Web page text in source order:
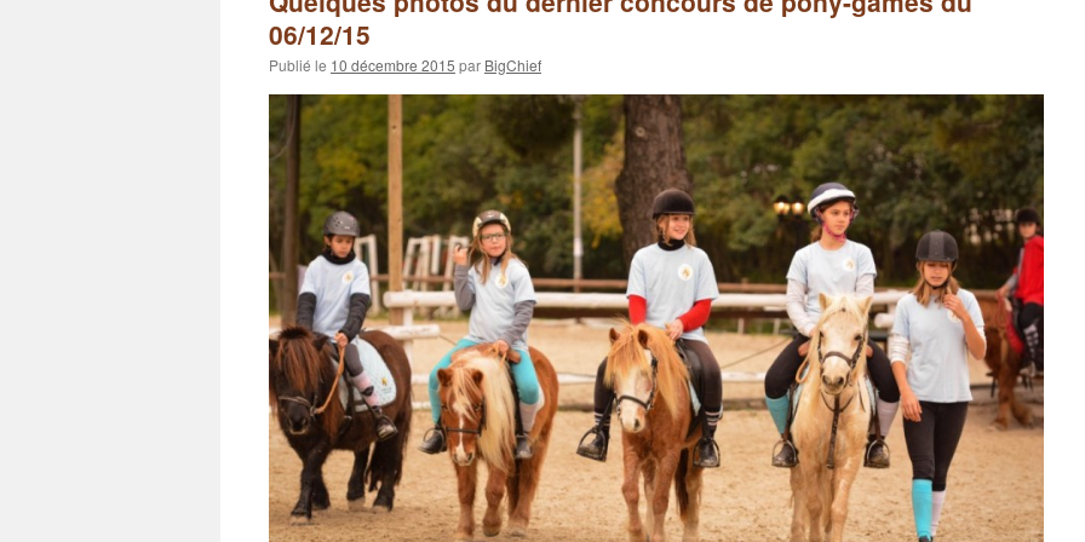
06/12/15
Publié le 10 décembre 2015 par BigChief